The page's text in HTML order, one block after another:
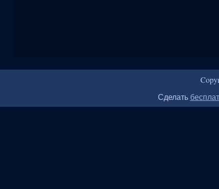
Сделать